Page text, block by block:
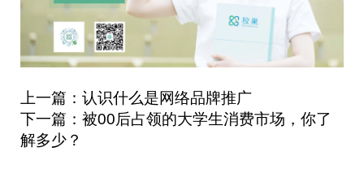
上一篇：认识什么是网络品牌推广
下一篇：被00后占领的大学生消费市场，你了
解多少？